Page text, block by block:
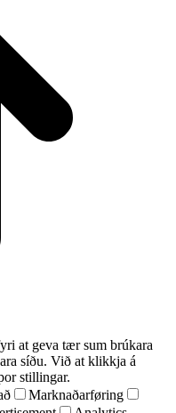
at geva tær sum brúkara
síðu. Við at klikkja á
stillingar.
Marknaðarføring